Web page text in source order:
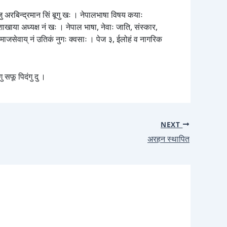
सिं बूगु खः । नेपालभाषा विषय कयाः
अध्यक्ष नं खः । नेपाल भाषा, नेवाः जाति, संस्कार,
नं उतिकं नुगः क्वसाः । पेज ३, ईलोहं व नागरिक
सफू पिदंगु दु ।
NEXT
अरहन स्थापित